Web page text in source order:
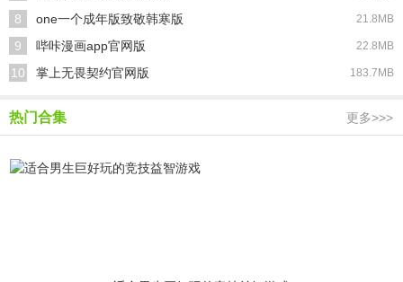
8 one一个成年版致敬韩寒版 21.8MB
9 哔咔漫画app官网版 22.8MB
10 掌上无畏契约官网版 183.7MB
热门合集 更多>>>